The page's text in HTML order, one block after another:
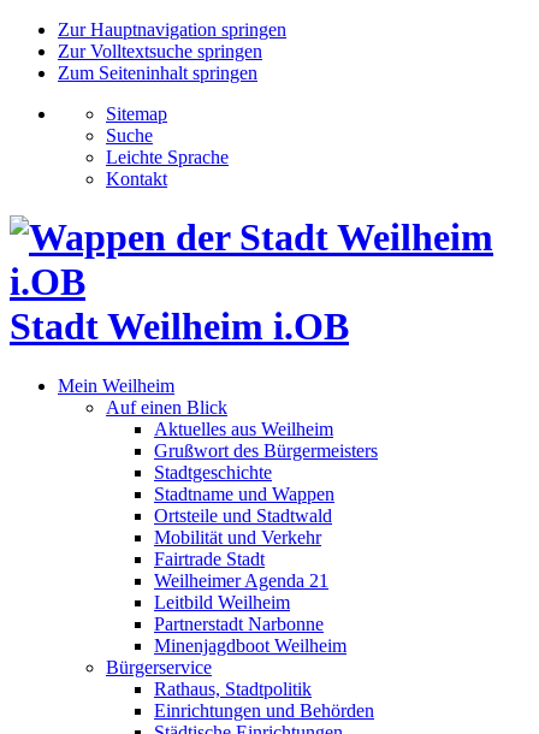
Zur Hauptnavigation springen
Zur Volltextsuche springen
Zum Seiteninhalt springen
Sitemap
Suche
Leichte Sprache
Kontakt
Stadt Weilheim i.OB
Mein Weilheim
Auf einen Blick
Aktuelles aus Weilheim
Grußwort des Bürgermeisters
Stadtgeschichte
Stadtname und Wappen
Ortsteile und Stadtwald
Mobilität und Verkehr
Fairtrade Stadt
Weilheimer Agenda 21
Leitbild Weilheim
Partnerstadt Narbonne
Minenjagdboot Weilheim
Bürgerservice
Rathaus, Stadtpolitik
Einrichtungen und Behörden